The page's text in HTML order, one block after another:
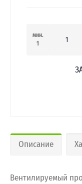
мин.
1
Описание
Вентилируемый